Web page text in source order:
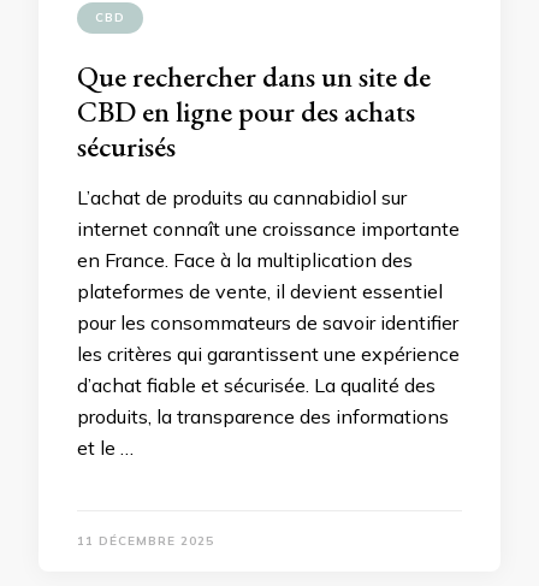
CBD
Que rechercher dans un site de
CBD en ligne pour des achats
sécurisés
L’achat de produits au cannabidiol sur
internet connaît une croissance importante
en France. Face à la multiplication des
plateformes de vente, il devient essentiel
pour les consommateurs de savoir identifier
les critères qui garantissent une expérience
d’achat fiable et sécurisée. La qualité des
produits, la transparence des informations
et le …
11 DÉCEMBRE 2025